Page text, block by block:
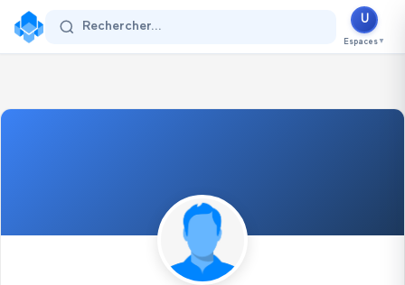
Se connecter
Rechercher...
U
Espaces ▼